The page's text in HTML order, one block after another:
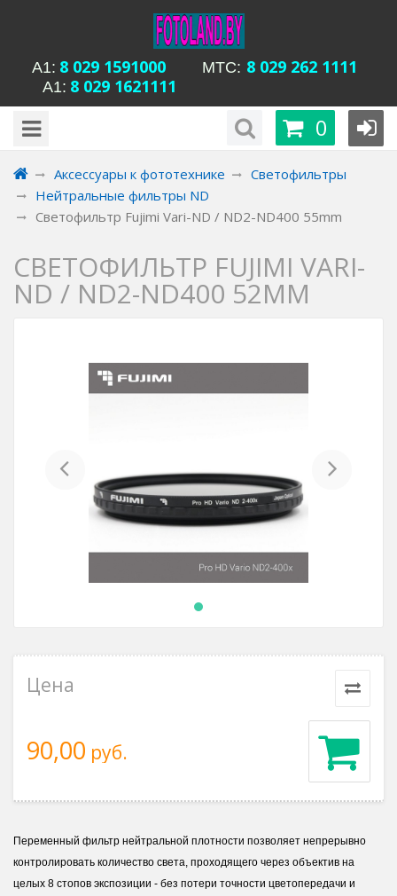
А1: 8 029 1591000 MTC: 8 029 262 1111
А1: 8 029 1621111
Время работы магазина Уманская 54:будни с 15-00 до
20-00, сб с 13-00 до 18-00, вс вых
0
Аксессуары к фототехнике
Светофильтры
Нейтральные фильтры ND
Светофильтр Fujimi Vari-ND / ND2-ND400 55mm
СВЕТОФИЛЬТР FUJIMI VARI-
ND / ND2-ND400 52MM
Цена
90,00 руб.
Переменный фильтр нейтральной плотности позволяет непрерывно
контролировать количество света, проходящего через объектив на
целых 8 стопов экспозиции - без потери точности цветопередачи и